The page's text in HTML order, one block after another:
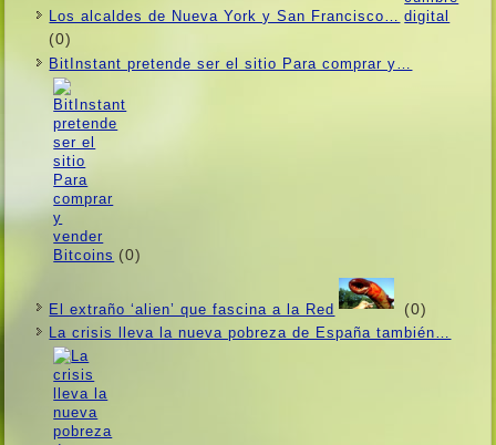
Los alcaldes de Nueva York y San Francisco…
(0)
BitInstant pretende ser el sitio Para comprar y…
(0)
El extraño ‘alien’ que fascina a la Red (0)
La crisis lleva la nueva pobreza de España también…